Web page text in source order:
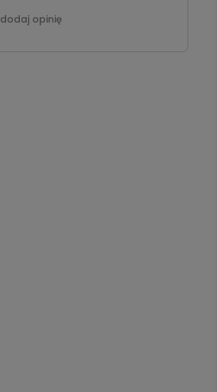
dodaj opinię